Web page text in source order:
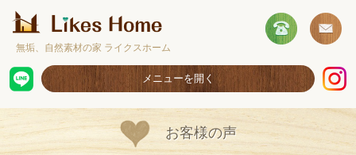
無垢、自然素材の家 ライクスホーム
メニューを開く
ホーム
コンセプト
お客様の声